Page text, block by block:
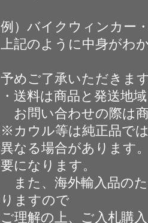
例）バイクウィンカー
上記のように中身がわ
予めご了承いただきま
・送料は商品と発送地
お問い合わせの際は
※カウル等は純正品で
異なる場合があります
要になります。
また、海外輸入品の
りますので
ご理解の上、ご入札購